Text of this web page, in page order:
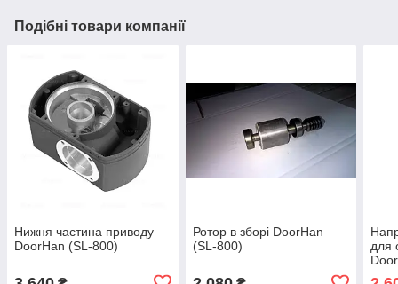
Подібні товари компанії
Нижня частина приводу
DoorHan (SL-800)
Ротор в зборі DoorHan
(SL-800)
для